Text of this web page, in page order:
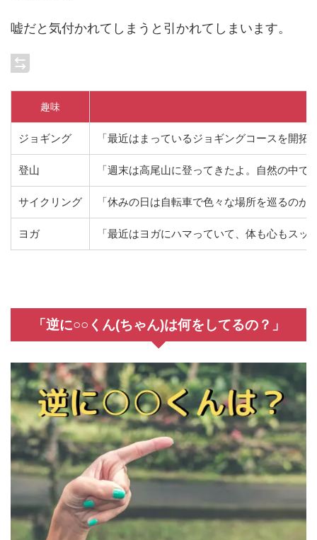
嘘だと気付かれてしまうと引かれてしまいます。
趣味
ジョギング 「最近はまっているジョギングコースを開
登山 「週末は高尾山に登ってきたよ。自然の中
サイクリング 「休みの日は自転車で色々な場所を巡るの
ヨガ 「最近はヨガにハマっていて、体も心もス
「逆に○○くん(ちゃん)は何をしてるの？」